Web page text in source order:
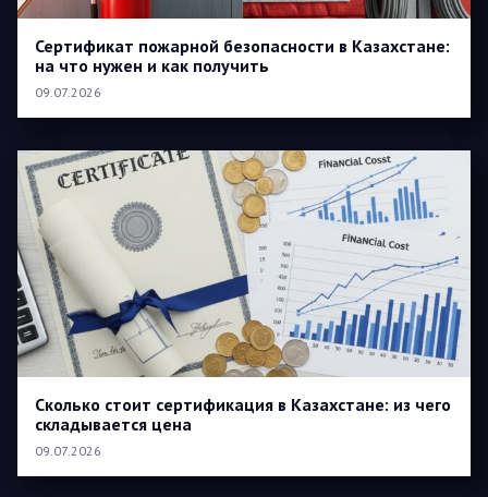
Сертификат пожарной безопасности в Казахстане:
на что нужен и как получить
09.07.2026
Сколько стоит сертификация в Казахстане: из чего
складывается цена
09.07.2026